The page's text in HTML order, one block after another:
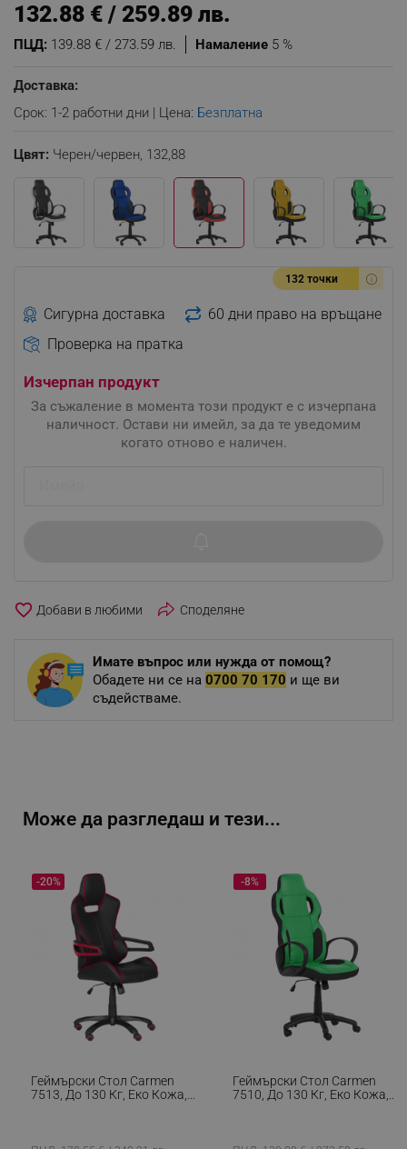
Намаление 5 %
ПЦД: 139.88 € / 273.59 лв.
132.88 € / 259.89 лв.
Доставка:
Срок: 1-2 работни дни | Цена: Безплатна
Цвят: Черен/червен, 132,88
132 точки
Сигурна доставка
60 дни право на връщане
Проверка на пратка
Изчерпан продукт
За съжаление в момента този продукт е с изчерпана
наличност. Остави ни имейл, за да те уведомим
когато отново е наличен.
favorite_border Споделяне
Имате въпрос или нужда от помощ?
Обадете ни се на 0700 70 170 и ще ви
съдействаме.
Може да разгледаш и тези...
Геймърски Стол Carmen
7513, До 130 Кг, Еко Кожа,
-20%
Геймърски Стол Carmen
7510, До 130 Кг, Еко Кожа,
-8%